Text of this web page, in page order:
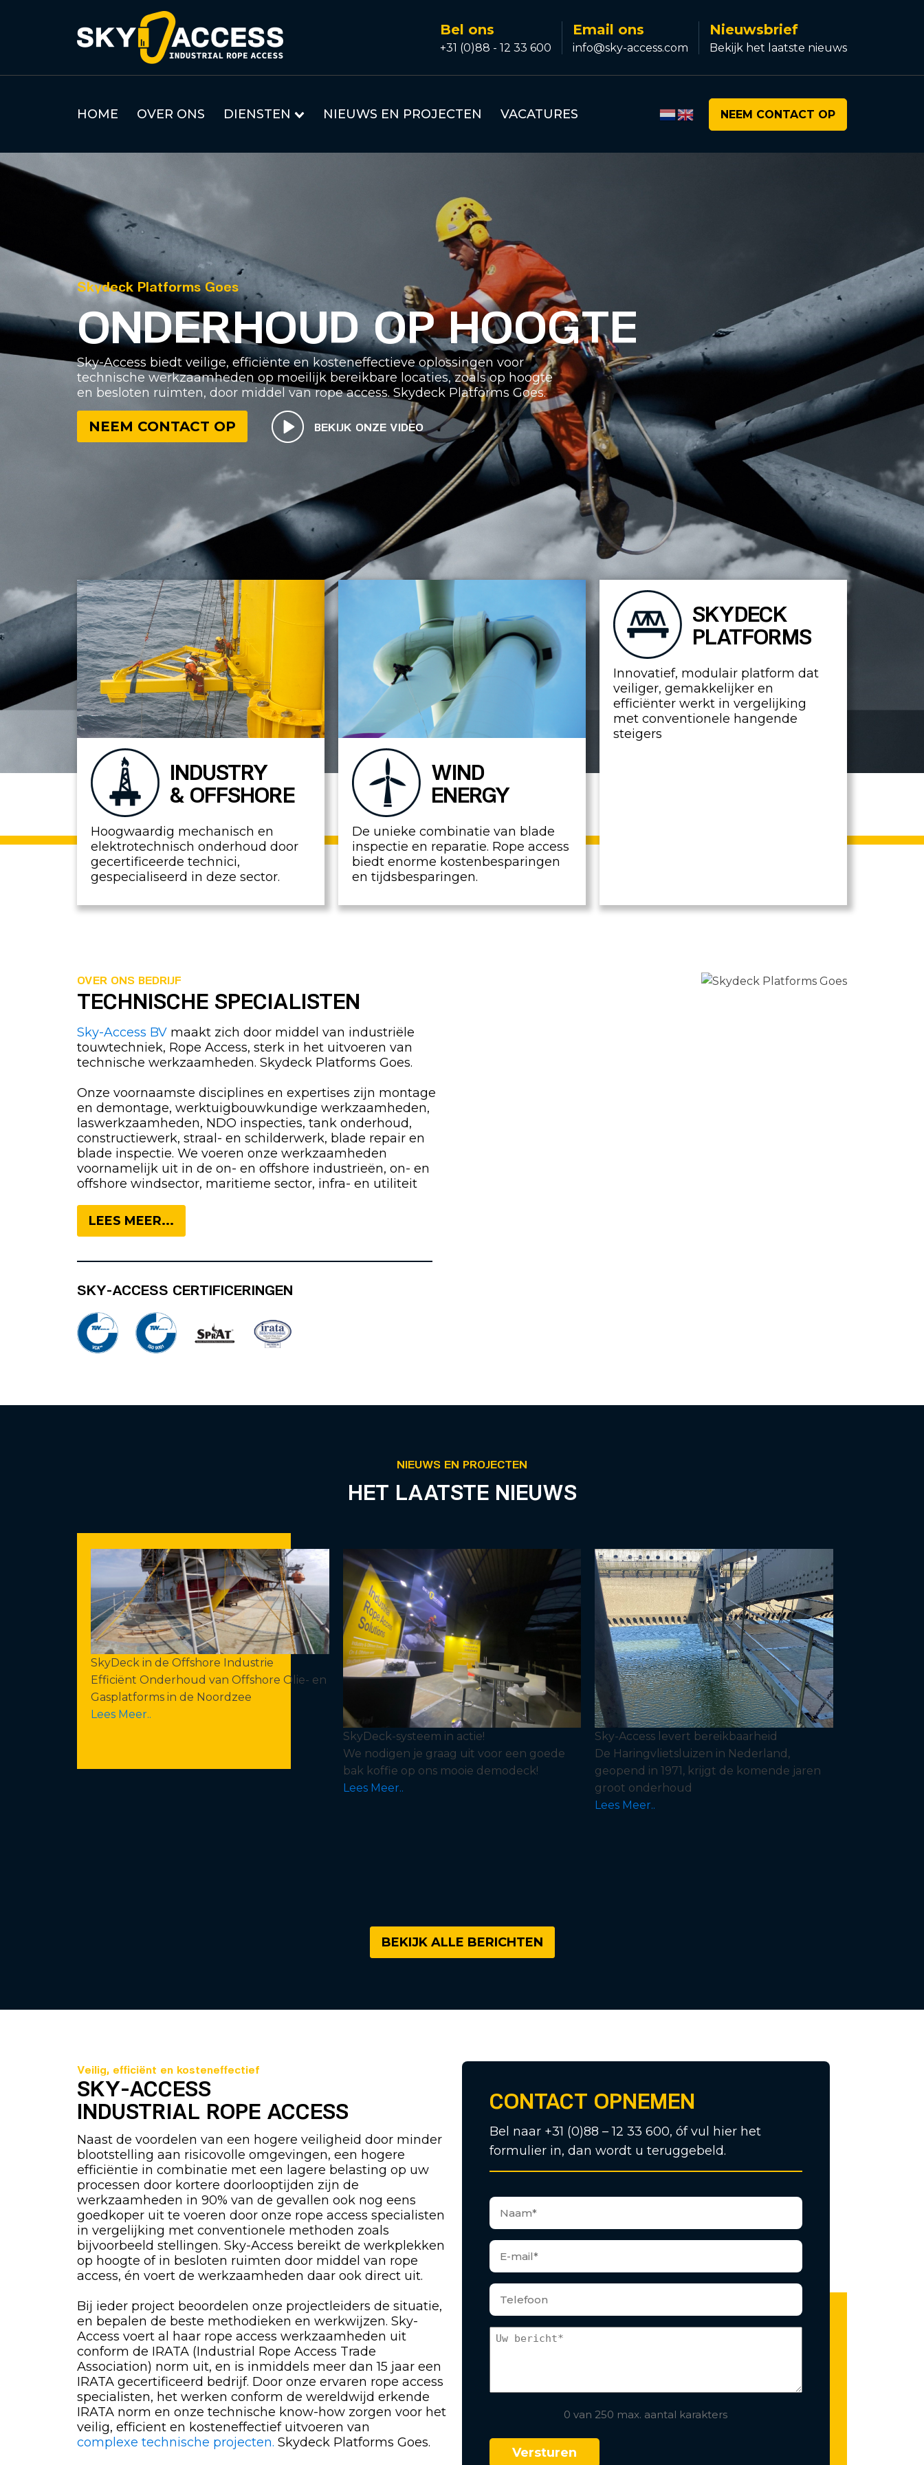
Bel ons
+31 (0)88 - 12 33 600
Email ons
info@sky-access.com
Nieuwsbrief
Bekijk het laatste nieuws
HOME OVER ONS DIENSTEN NIEUWS EN PROJECTEN VACATURES NEEM CONTACT OP
Skydeck Platforms Goes
ONDERHOUD OP HOOGTE
Sky-Access biedt veilige, efficiënte en kosteneffectieve oplossingen voor
technische werkzaamheden op moeilijk bereikbare locaties, zoals op hoogte
en besloten ruimten, door middel van rope access. Skydeck Platforms Goes.
NEEM CONTACT OP BEKIJK ONZE VIDEO
INDUSTRY
& OFFSHORE
Hoogwaardig mechanisch en
elektrotechnisch onderhoud door
gecertificeerde technici,
gespecialiseerd in deze sector.
WIND
ENERGY
De unieke combinatie van blade
inspectie en reparatie. Rope access
biedt enorme kostenbesparingen
en tijdsbesparingen.
SKYDECK
PLATFORMS
Innovatief, modulair platform dat
veiliger, gemakkelijker en
efficiënter werkt in vergelijking
met conventionele hangende
steigers
OVER ONS BEDRIJF
TECHNISCHE SPECIALISTEN
Sky-Access BV maakt zich door middel van industriële
touwtechniek, Rope Access, sterk in het uitvoeren van
technische werkzaamheden. Skydeck Platforms Goes.
Onze voornaamste disciplines en expertises zijn montage
en demontage, werktuigbouwkundige werkzaamheden,
laswerkzaamheden, NDO inspecties, tank onderhoud,
constructiewerk, straal- en schilderwerk, blade repair en
blade inspectie. We voeren onze werkzaamheden
voornamelijk uit in de on- en offshore industrieën, on- en
offshore windsector, maritieme sector, infra- en utiliteit
LEES MEER...
SKY-ACCESS CERTIFICERINGEN
NIEUWS EN PROJECTEN
HET LAATSTE NIEUWS
SkyDeck in de Offshore Industrie
Efficiënt Onderhoud van Offshore Olie- en
Gasplatforms in de Noordzee
Lees Meer..
SkyDeck-systeem in actie!
We nodigen je graag uit voor een goede
bak koffie op ons mooie demodeck!
Lees Meer..
Sky-Access levert bereikbaarheid
De Haringvlietsluizen in Nederland,
geopend in 1971, krijgt de komende jaren
groot onderhoud
Lees Meer..
BEKIJK ALLE BERICHTEN
Veilig, efficiënt en kosteneffectief
SKY-ACCESS
INDUSTRIAL ROPE ACCESS
Naast de voordelen van een hogere veiligheid door minder
blootstelling aan risicovolle omgevingen, een hogere
efficiëntie in combinatie met een lagere belasting op uw
processen door kortere doorlooptijden zijn de
werkzaamheden in 90% van de gevallen ook nog eens
goedkoper uit te voeren door onze rope access specialisten
in vergelijking met conventionele methoden zoals
bijvoorbeeld stellingen. Sky-Access bereikt de werkplekken
op hoogte of in besloten ruimten door middel van rope
access, én voert de werkzaamheden daar ook direct uit.
Bij ieder project beoordelen onze projectleiders de situatie,
en bepalen de beste methodieken en werkwijzen. Sky-
Access voert al haar rope access werkzaamheden uit
conform de IRATA (Industrial Rope Access Trade
Association) norm uit, en is inmiddels meer dan 15 jaar een
IRATA gecertificeerd bedrijf. Door onze ervaren rope access
specialisten, het werken conform de wereldwijd erkende
IRATA norm en onze technische know-how zorgen voor het
veilig, efficient en kosteneffectief uitvoeren van
complexe technische projecten. Skydeck Platforms Goes.
CONTACT OPNEMEN
Bel naar +31 (0)88 – 12 33 600, óf vul hier het
formulier in, dan wordt u teruggebeld.
0 van 250 max. aantal karakters